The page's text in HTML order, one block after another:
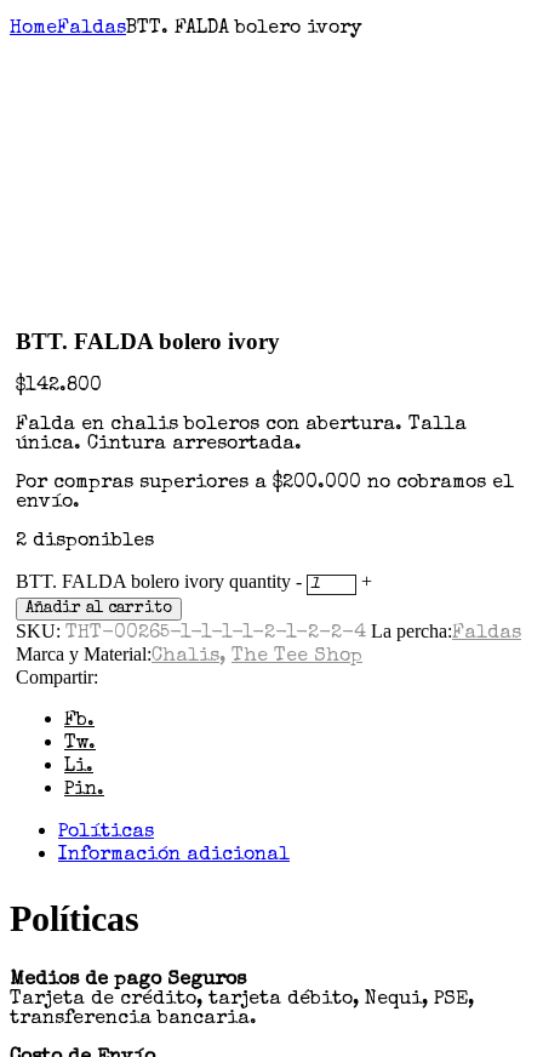
HomeFaldasBTT. FALDA bolero ivory
BTT. FALDA bolero ivory
$142.800
Falda en chalis boleros con abertura. Talla
única. Cintura arresortada.
Por compras superiores a $200.000 no cobramos el
envío.
2 disponibles
BTT. FALDA bolero ivory quantity - +
Añadir al carrito
SKU: THT-00265-1-1-1-1-2-1-2-2-4 La percha:Faldas
Marca y Material:Chalis, The Tee Shop
Compartir:
Fb.
Tw.
Li.
Pin.
Políticas
Información adicional
Políticas
Medios de pago Seguros
Tarjeta de crédito, tarjeta débito, Nequi, PSE,
transferencia bancaria.